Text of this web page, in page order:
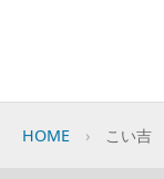
HOME こい吉